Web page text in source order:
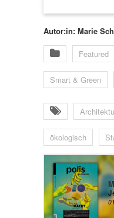
Autor:in: Marie
Featured
Smart & Green
ökologisch